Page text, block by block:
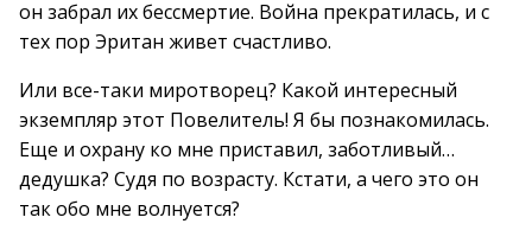
он забрал их бессмертие. Война прекратилась, и с
тех пор Эритан живет счастливо.
Или все-таки миротворец? Какой интересный
экземпляр этот Повелитель! Я бы познакомилась.
Еще и охрану ко мне приставил, заботливый…
дедушка? Судя по возрасту. Кстати, а чего это он
так обо мне волнуется?